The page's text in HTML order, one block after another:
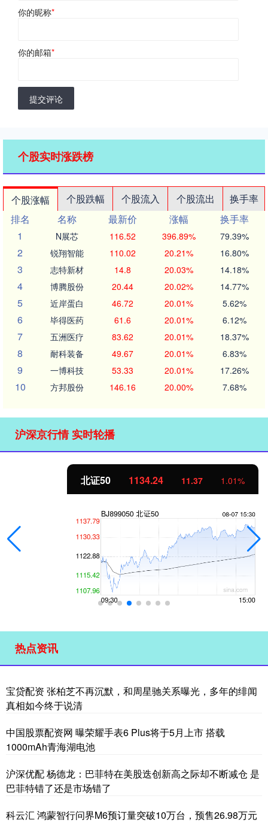
你的昵称*
你的邮箱*
提交评论
个股实时涨跌榜
个股涨幅 个股跌幅 个股流入 个股流出
换手率
排名
名称 最新价 涨幅
换手率
1
N展芯 116.52 396.89% 79.39%
2 锐翔智能 110.02 20.21% 16.80%
3 志特新材 14.8 20.03% 14.18%
4 博腾股份 20.44 20.02% 14.77%
5 近岸蛋白 46.72 20.01% 5.62%
6 毕得医药 61.6 20.01% 6.12%
7 五洲医疗 83.62 20.01% 18.37%
8 耐科装备 49.67 20.01% 6.83%
9 一博科技 53.33 20.01% 17.26%
10 方邦股份 146.16 20.00% 7.68%
沪深京行情 实时轮播
北证50 1134.24 11.37 1.01%
热点资讯
宝贷配资 张柏芝不再沉默，和周星驰关系曝光，多年的绯闻
真相如今终于说清
中国股票配资网 曝荣耀手表6 Plus将于5月上市 搭载
1000mAh青海湖电池
沪深优配 杨德龙：巴菲特在美股迭创新高之际却不断减仓 是
巴菲特错了还是市场错了
科云汇 鸿蒙智行问界M6预订量突破10万台，预售26.98万元